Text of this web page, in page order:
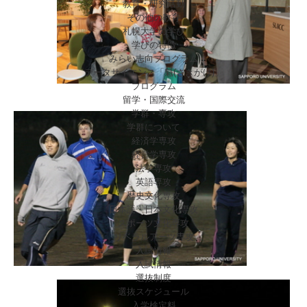
教育・研究活動
その他の教育
札幌大学の学び
学びの特徴
みらい志向プログラム
データサイエンス「魁(さきがけ)」
プログラム
留学・国際交流
学群・専攻
学群について
経済学専攻
経営学専攻
法学専攻
英語専攻
歴史文化専攻
日本語・日本文化専攻
スポーツ文化専攻
リベラルアーツ専攻
入試情報
入試情報
選抜制度
選抜スケジュール